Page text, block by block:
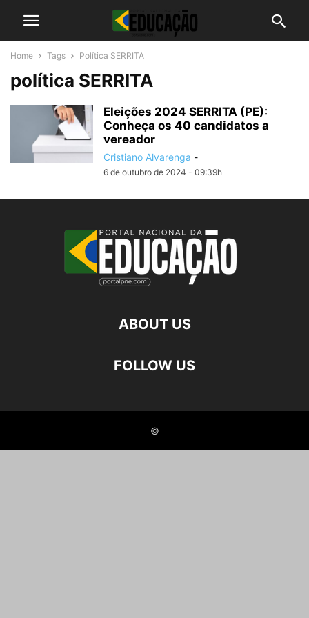
Home Tags Política SERRITA
política SERRITA
Eleições 2024 SERRITA (PE):
Conheça os 40 candidatos a
vereador
Cristiano Alvarenga -
6 de outubro de 2024 - 09:39h
ABOUT US
FOLLOW US
©